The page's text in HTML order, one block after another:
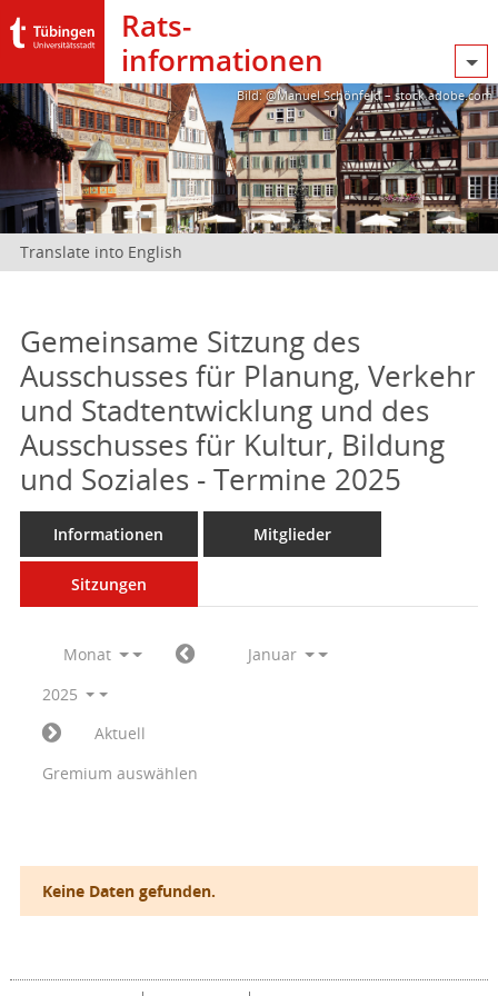
Rats­
informationen
Bild: @Manuel Schönfeld – stock.adobe.com
Translate into English
Gemeinsame Sitzung des
Ausschusses für Planung, Verkehr
und Stadtentwicklung und des
Ausschusses für Kultur, Bildung
und Soziales - Termine 2025
Informationen Mitglieder
Sitzungen
Monat
Januar
2025
Aktuell
Gremium auswählen
Keine Daten gefunden.